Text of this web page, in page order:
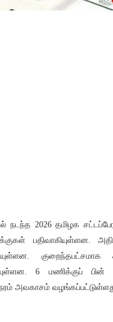
நடந்த 2026 தமிழக
பதிவாகியுள்ளன.
குறைந்தபட்சமாக
6 மணிக்குப்
அவகாசம்